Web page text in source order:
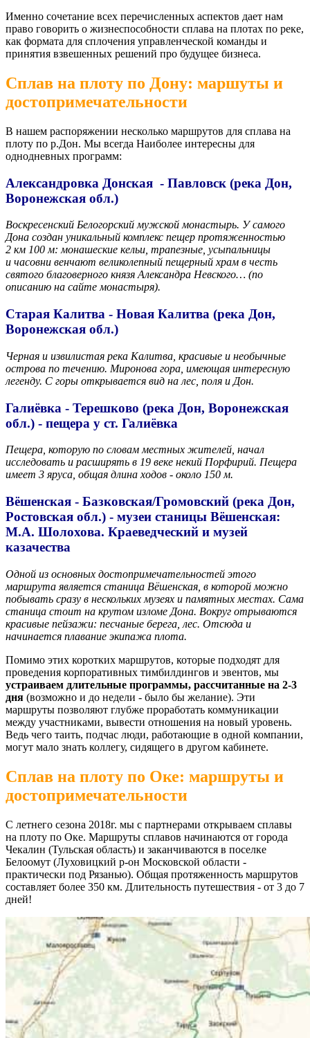
Именно сочетание всех перечисленных аспектов дает нам
право говорить о жизнеспособности сплава на плотах по реке,
как формата для сплочения управленческой команды и
принятия взвешенных решений про будущее бизнеса.
Сплав на плоту по Дону: маршуты и
достопримечательности
В нашем распоряжении несколько маршрутов для сплава на
плоту по р.Дон. Мы всегда Наиболее интересны для
однодневных программ:
Александровка Донская - Павловск (река Дон,
Воронежская обл.)
Воскресенский Белогорский мужской монастырь. У самого
Дона создан уникальный комплекс пещер протяженностью
2 км 100 м: монашеские кельи, трапезные, усыпальницы
и часовни венчают великолепный пещерный храм в честь
святого благоверного князя Александра Невского… (по
описанию на сайте монастыря).
Старая Калитва - Новая Калитва (река Дон,
Воронежская обл.)
Черная и извилистая река Калитва, красивые и необычные
острова по течению. Миронова гора, имеющая интересную
легенду. С горы открывается вид на лес, поля и Дон.
Галиёвка - Терешково (река Дон, Воронежская
обл.) - пещера у ст. Галиёвка
Пещера, которую по словам местных жителей, начал
исследовать и расширять в 19 веке некий Порфирий. Пещера
имеет 3 яруса, общая длина ходов - около 150 м.
Вёшенская - Базковская/Громовский (река Дон,
Ростовская обл.) - музеи станицы Вёшенская:
М.А. Шолохова. Краеведческий и музей
казачества
Одной из основных достопримечательностей этого
маршрута является станица Вёшенская, в которой можно
побывать сразу в нескольких музеях и памятных местах. Сама
станица стоит на крутом изломе Дона. Вокруг отрываются
красивые пейзажи: песчаные берега, лес. Отсюда и
начинается плавание экипажа плота.
Помимо этих коротких маршрутов, которые подходят для
проведения корпоративных тимбилдингов и эвентов, мы
устраиваем длительные программы, рассчитанные на 2-3
дня (возможно и до недели - было бы желание). Эти
маршруты позволяют глубже проработать коммуникации
между участниками, вывести отношения на новый уровень.
Ведь чего таить, подчас люди, работающие в одной компании,
могут мало знать коллегу, сидящего в другом кабинете.
Сплав на плоту по Оке: маршруты и
достопримечательности
С летнего сезона 2018г. мы с партнерами открываем сплавы
на плоту по Оке. Маршруты сплавов начинаются от города
Чекалин (Тульская область) и заканчиваются в поселке
Белоомут (Луховицкий р-он Московской области -
практически под Рязанью). Общая протяженность маршрутов
составляет более 350 км. Длительность путешествия - от 3 до 7
дней!